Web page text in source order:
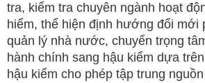
tra, kiểm tra chuyên ngành hoạt
hiểm, thể hiện định hướng đổi mới
quản lý nhà nước, chuyển trọng
hành chính sang hậu kiểm dựa
hậu kiểm cho phép tập trung